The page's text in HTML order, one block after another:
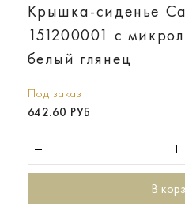
Крышка-сиденье
151200001 с
белый глянец
Под заказ
642.60 РУБ
В